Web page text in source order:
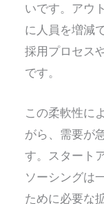
いです。アウ
に人員を増減
採用プロセス
です。
この柔軟性に
がら、需要が
す。スタート
ソーシングは
ために必要な